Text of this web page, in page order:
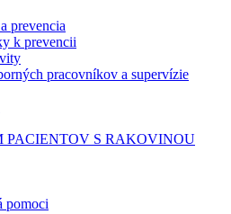
prevencia
k prevencii
pracovníkov a supervízie
PACIENTOV S RAKOVINOU
pomoci